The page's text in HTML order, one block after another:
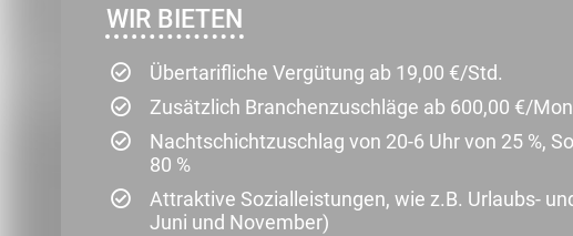
WIR BIETEN
Übertarifliche Vergütung ab 19,00 €/Std.
Zusätzlich Branchenzuschläge ab 600,00 €/
Nachtschichtzuschlag von 20-6 Uhr von 25 %,
80 %
Attraktive Sozialleistungen, wie z.B. Urlaubs-
Juni und November)